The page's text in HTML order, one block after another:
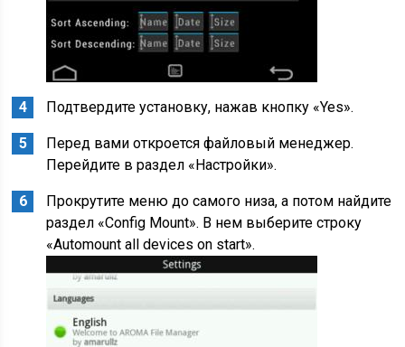
Подтвердите установку, нажав кнопку «Yes».
Перед вами откроется файловый менеджер.
Перейдите в раздел «Настройки».
Прокрутите меню до самого низа, а потом найдите
раздел «Config Mount». В нем выберите строку
«Automount all devices on start».